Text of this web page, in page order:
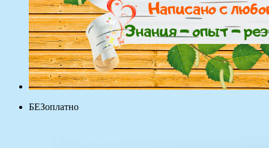
БЕЗоплатно